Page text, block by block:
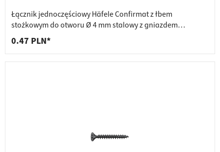
Łącznik jednoczęściowy Häfele Confirmat z łbem
stożkowym do otworu Ø 4 mm stalowy z gniazdem
sześciokątnym SW3 ocynkowany
0.47 PLN*